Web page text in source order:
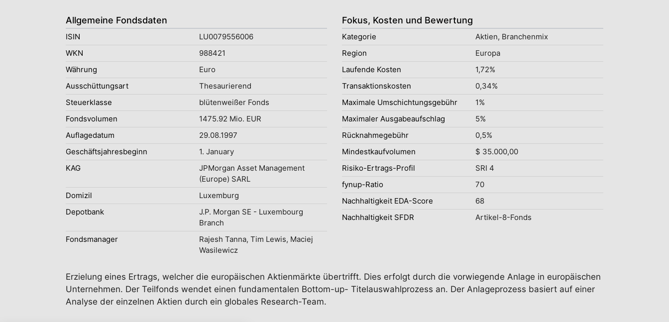
Allgemeine Fondsdaten
ISIN
LU0079556006
WKN
988421
Währung
Euro
Ausschüttungsart
Thesaurierend
Steuerklasse
blütenweißer Fonds
Fondsvolumen
1475.92 Mio. EUR
Auflagedatum
29.08.1997
Geschäftsjahresbeginn
1. January
KAG
JPMorgan Asset Management
(Europe) SARL
Domizil
Luxemburg
Depotbank
J.P. Morgan SE - Luxembourg
Branch
Fondsmanager
Rajesh Tanna, Tim Lewis, Maciej
Wasilewicz
Fokus, Kosten und Bewertung
Kategorie
Aktien, Branchenmix
Region
Europa
Laufende Kosten
1,72%
Transaktionskosten
0,34%
Maximale Umschichtungsgebühr
1%
Maximaler Ausgabeaufschlag
5%
Rücknahmegebühr
0,5%
Mindestkaufvolumen
$ 35.000,00
Risiko-Ertrags-Profil
SRI 4
fynup-Ratio
70
Nachhaltigkeit EDA-Score
68
Nachhaltigkeit SFDR
Artikel-8-Fonds
Erzielung eines Ertrags, welcher die europäischen Aktienmärkte übertrifft. Dies erfolgt durch die vorwiegende Anlage in europäischen
Unternehmen. Der Teilfonds wendet einen fundamentalen Bottom-up- Titelauswahlprozess an. Der Anlageprozess basiert auf einer
Analyse der einzelnen Aktien durch ein globales Research-Team.